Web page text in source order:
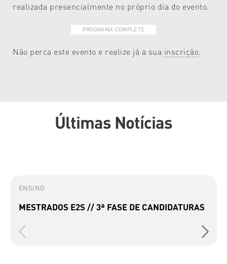
realizada presencialmente no próprio dia do evento.
PROGRAMA COMPLETO
Não perca este evento e realize já a sua inscrição.
Últimas Notícias
ENSINO
MESTRADOS E2S // 3ª FASE DE CANDIDATURAS